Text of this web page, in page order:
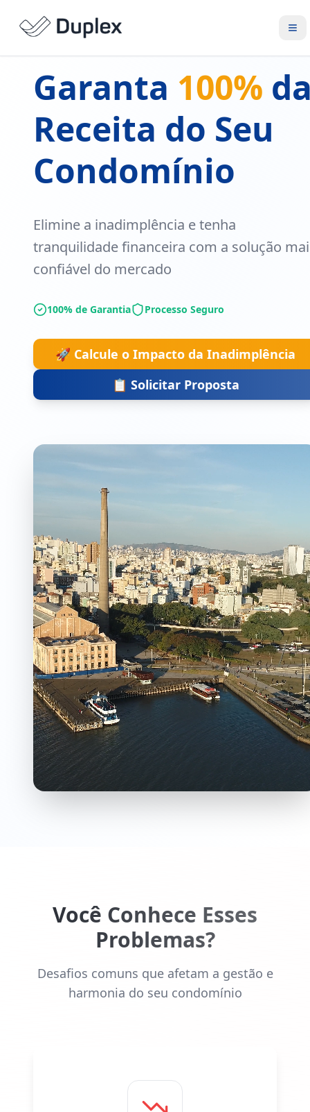
Garanta 100%
Receita do Seu
Condomínio
Elimine a inadimplência e tenha
tranquilidade financeira com a solução
confiável do mercado
100% de Garantia Processo Seguro
🚀 Calcule o Impacto da Inadimplência
📋 Solicitar Proposta
Você Conhece Esses
Problemas?
Desafios comuns que afetam a gestão e
harmonia do seu condomínio